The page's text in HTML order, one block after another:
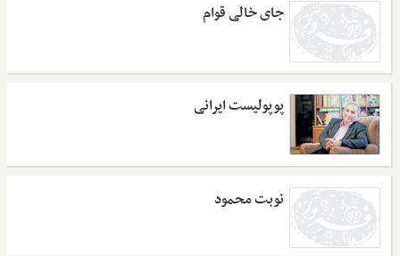
جای خالی قوام
پوپولیست ایرانی
نوبت محمود